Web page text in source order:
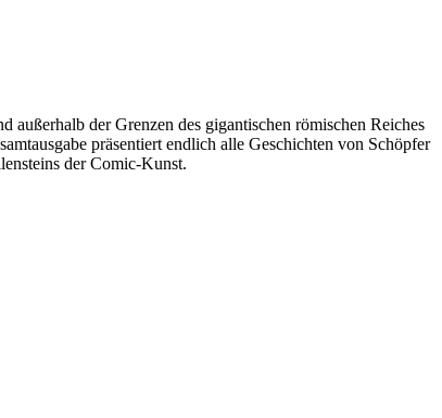
der Grenzen des gigantischen römischen Reiches
präsentiert endlich alle Geschichten von Schöpfer
der Comic-Kunst.